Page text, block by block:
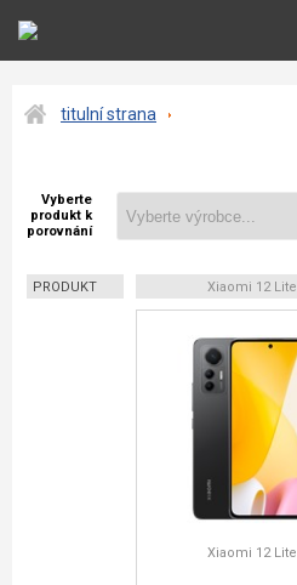
titulní strana
Vyberte
produkt k
porovnání
PRODUKT Xiaomi 12 Lite
Xiaomi 12 Lite